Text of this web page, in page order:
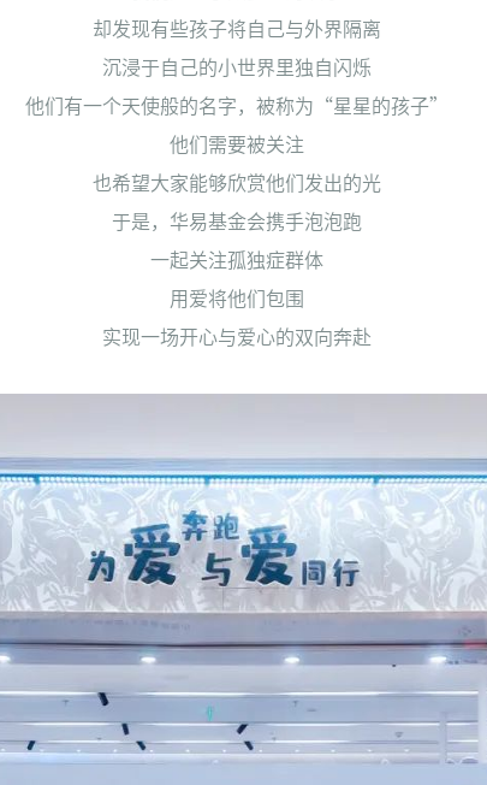
却发现有些孩子将自己与外界隔离
沉浸于自己的小世界里独自闪烁
他们有一个天使般的名字，被称为“星星的孩子”
他们需要被关注
也希望大家能够欣赏他们发出的光
于是，华易基金会携手泡泡跑
一起关注孤独症群体
用爱将他们包围
实现一场开心与爱心的双向奔赴